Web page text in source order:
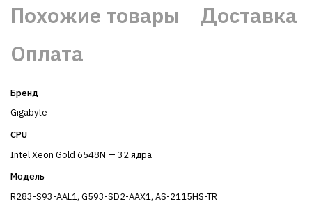
Похожие товары
Доставка
Оплата
Бренд
Gigabyte
CPU
Intel Xeon Gold 6548N — 32 ядра
Модель
R283-S93-AAL1, G593-SD2-AAX1, AS-2115HS-TR